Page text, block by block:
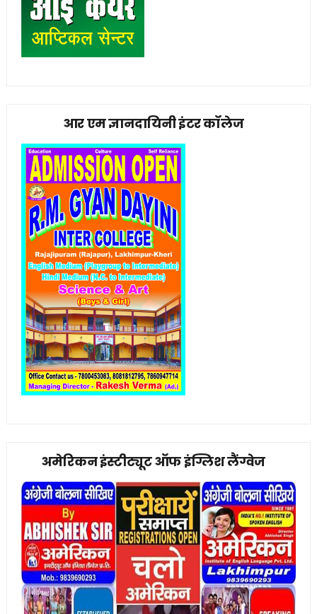
आर एम ज्ञानदायिनी इंटर कॉलेज
अमेरिकन इंस्टीट्यूट ऑफ इंग्लिश लैंग्वेज